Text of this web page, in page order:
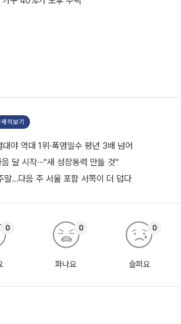
히보기
야 역대 1위·폭염일수 평년 3배 넘어
달 시작⋯"새 성장동력 만들 것"
말…다음 주 서울 포함 서쪽이 더 덥다
0
화나요
0
슬퍼요
0